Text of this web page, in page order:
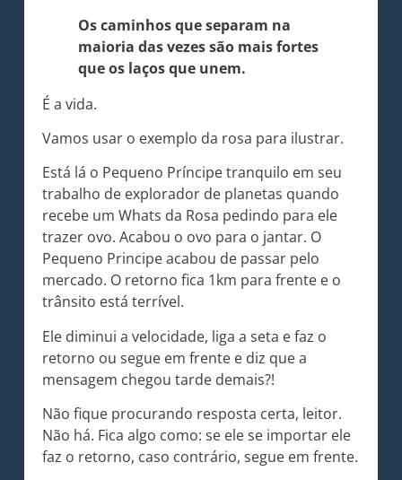
Os caminhos que separam na
maioria das vezes são mais fortes
que os laços que unem.
É a vida.
Vamos usar o exemplo da rosa para ilustrar.
Está lá o Pequeno Príncipe tranquilo em seu
trabalho de explorador de planetas quando
recebe um Whats da Rosa pedindo para ele
trazer ovo. Acabou o ovo para o jantar. O
Pequeno Principe acabou de passar pelo
mercado. O retorno fica 1km para frente e o
trânsito está terrível.
Ele diminui a velocidade, liga a seta e faz o
retorno ou segue em frente e diz que a
mensagem chegou tarde demais?!
Não fique procurando resposta certa, leitor.
Não há. Fica algo como: se ele se importar ele
faz o retorno, caso contrário, segue em frente.